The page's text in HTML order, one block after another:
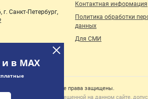
в MAX
Санкт-Петербург,
Контактная информация
Политика обработки
данных
Для СМИ
право, логотипы
ООО “Инлайн”. 12+ Все права защищены.
информации, размещенной на данном сайте,